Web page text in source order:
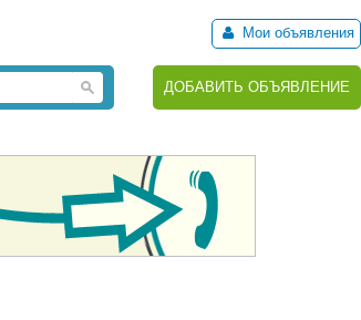
Мои объявления
ДОБАВИТЬ ОБЪЯВЛЕНИЕ